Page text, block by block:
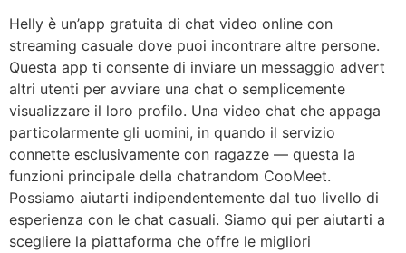
Helly è un’app gratuita di chat video online con
streaming casuale dove puoi incontrare altre persone.
Questa app ti consente di inviare un messaggio advert
altri utenti per avviare una chat o semplicemente
visualizzare il loro profilo. Una video chat che appaga
particolarmente gli uomini, in quando il servizio
connette esclusivamente con ragazze — questa la
funzioni principale della chatrandom CooMeet.
Possiamo aiutarti indipendentemente dal tuo livello di
esperienza con le chat casuali. Siamo qui per aiutarti a
scegliere la piattaforma che offre le migliori